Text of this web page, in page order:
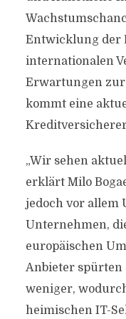
Entwicklung der
internationalen
Erwartungen
kommt eine
„Wir sehen
erklärt Milo
jedoch vor allem
Unternehmen,
europäischen
Anbieter spürten
weniger,
heimischen IT-